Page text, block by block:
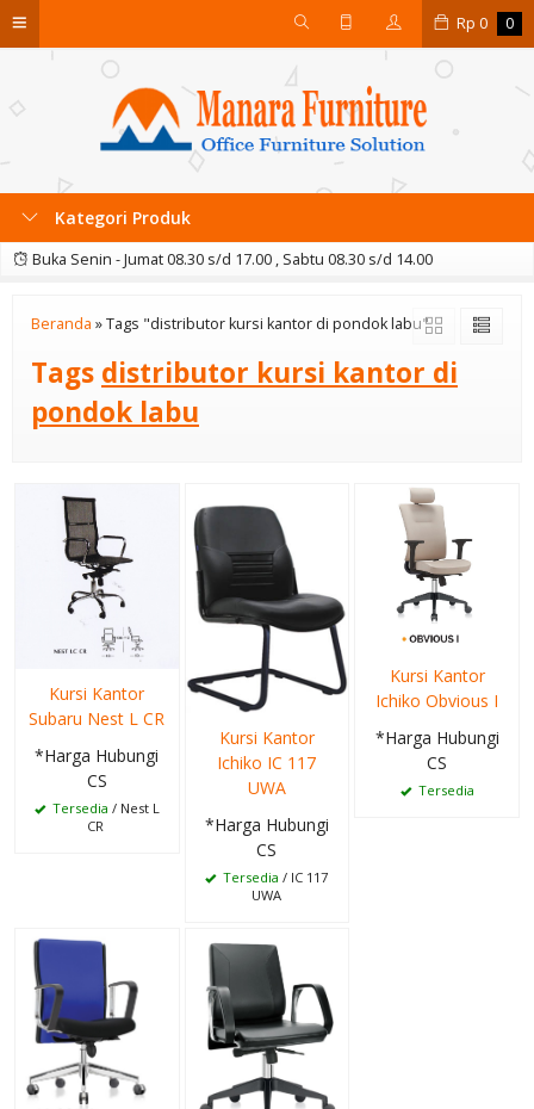
Rp 0 0
Kategori Produk
Buka Senin - Jumat 08.30 s/d 17.00 , Sabtu 08.30 s/d 14.00
Beranda »Tags "distributor kursi kantor di pondok labu"
Tags distributor kursi kantor di
pondok labu
Kursi Kantor
Subaru Nest L CR
*Harga Hubungi
CS
Tersedia / Nest L
CR
Kursi Kantor
Ichiko IC 117
UWA
*Harga Hubungi
CS
Tersedia / IC 117
UWA
Kursi Kantor
Ichiko Obvious I
*Harga Hubungi
CS
Tersedia